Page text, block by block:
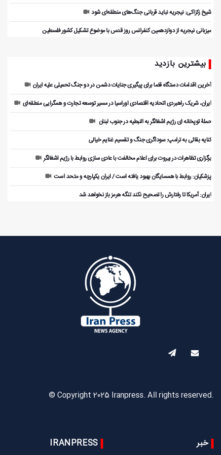
شیخ زکزاکی: نیجریه نباید قربانی جنگ‌های منطقه‌ای شود
میزبانی نیجریه از دوازدهمین کنفرانس روز قدس با موضوع تشکیل کشور فلسطین
بیشترین بازدید
آخرین اقدامات دستگاه قضا برای پیگیری جنایات دشمن در دو جنگ تحمیلی علیه ایران
ایران، شریک راهبردی اتحادیه اقتصادی اوراسیا در مسیر توسعه تجارت و همگرایی منطقه‌ای
حملۀ توپخانه ای رژیم اشغالگر به النبطیه در جنوب لبنان
کنایه بقائی به ترامپ: سوداگری جنگ و تقسیم غنایم خیالی
برگزاری تظاهرات در بیروت برای اعلام مخالفت با عادی سازی روابط با رژیم اشغالگر
پزشکیان: روابط با همسایگان بهبود یافته است / ایران یکپارچه و متحد است
ایران: آمریکا تا رفتارش را تصحیح نکند تنگه هرمز باز نخواهد شد
© Copyright 2025 Iranpress. All rights reserved.
خبر IRANPRESS